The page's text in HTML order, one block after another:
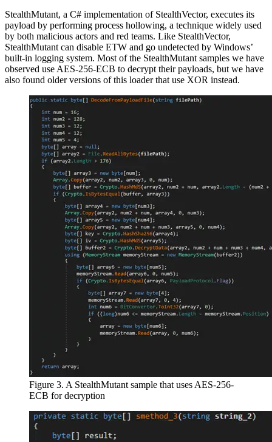
StealthMutant, a C# implementation of StealthVector, executes its
payload by performing process hollowing, a technique widely used
by both malicious actors and red teams. Like StealthVector,
StealthMutant can disable ETW and go undetected by Windows’
built-in logging system. Most of the StealthMutant samples we have
observed use AES-256-ECB to decrypt their payloads, but we have
also found older versions of this loader that use XOR instead.
Figure 3. A StealthMutant sample that uses AES-256-
ECB for decryption